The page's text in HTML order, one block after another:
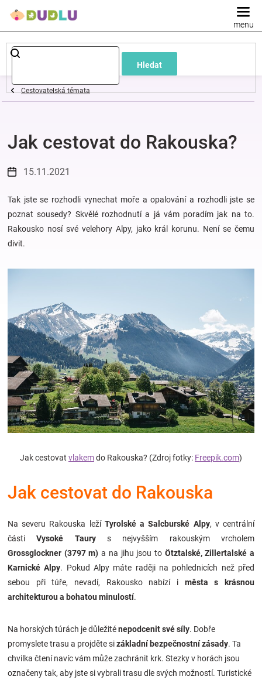
Hledat
Dětské
a
oblečení
Pokojíček
a
kojenecká
a
zábava
pro
děti
Značky
Blog
Hračkářství
Přihlášení
Cestovatelská témata
Jak cestovat do Rakouska?
15.11.2021
Tak jste se rozhodli vynechat moře a opalování a rozhodli jste se
poznat sousedy? Skvělé rozhodnutí a já vám poradím jak na to.
Rakousko nosí své velehory Alpy, jako král korunu. Není se čemu
divit.
Jak cestovat vlakemdo Rakouska? (Zdroj fotky: Freepik.com)
Jak cestovat do Rakouska
Na severu Rakouska leží Tyrolské a Salcburské Alpy, v centrální
části Vysoké Taurys nejvyšším rakouským vrcholem
Grossglockner (3797 m) a na jihu jsou to Ötztalské, Zillertalské a
Karnické Alpy. Pokud Alpy máte raději na pohlednicích než před
sebou při túře, nevadí, Rakousko nabízí i města s krásnou
architekturou a bohatou minulostí.
Na horských túrách je důležiténepodcenit své síly. Dobře
promyslete trasu a projděte sizákladní bezpečnostní zásady. Ta
chvilka čtení navíc vám může zachránit krk. Stezky v horách jsou
označeny tak, aby jste si vybrali trasu dle svých možností. Turistické